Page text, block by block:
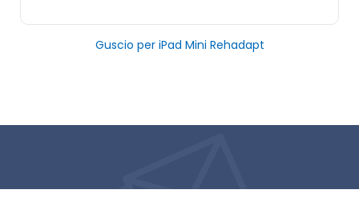
Guscio per iPad Mini Rehadapt